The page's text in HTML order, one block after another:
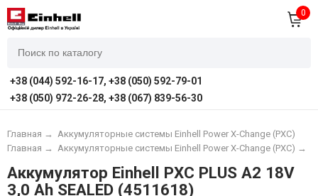
0
+38 (044) 592-16-17, +38 (050) 592-79-01
+38 (050) 972-26-28, +38 (067) 839-56-30
Главная →
Аккумуляторные системы Einhell Power X-Change (PXC)
Аккумуляторные системы Einhell Power X-Change (PXC) →
Главная →
Аккумулятор Einhell PXC PLUS A2 18V
3,0 Ah SEALED (4511618)